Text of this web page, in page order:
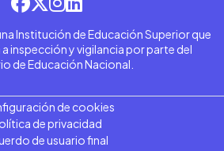
Institución de Educación Superior que
inspección y vigilancia por parte del
de Educación Nacional.
de cookies
de privacidad
de usuario final